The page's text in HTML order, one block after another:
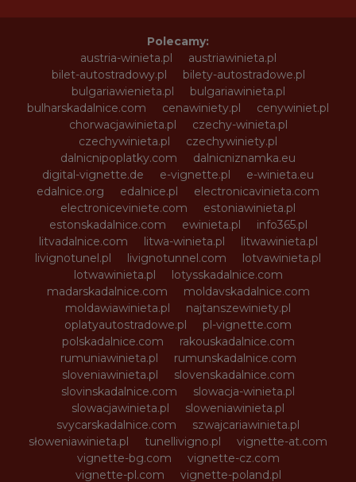
Polecamy:
austria-winieta.pl
austriawinieta.pl
bilet-autostradowy.pl
bilety-autostradowe.pl
bulgariawienieta.pl
bulgariawinieta.pl
bulharskadalnice.com
cenawiniety.pl
cenywiniet.pl
chorwacjawinieta.pl
czechy-winieta.pl
czechywinieta.pl
czechywiniety.pl
dalnicnipoplatky.com
dalnicniznamka.eu
digital-vignette.de
e-vignette.pl
e-winieta.eu
edalnice.org
edalnice.pl
electronicavinieta.com
electroniceviniete.com
estoniawinieta.pl
estonskadalnice.com
ewinieta.pl
info365.pl
litvadalnice.com
litwa-winieta.pl
litwawinieta.pl
livignotunel.pl
livignotunnel.com
lotvawinieta.pl
lotwawinieta.pl
lotysskadalnice.com
madarskadalnice.com
moldavskadalnice.com
moldawiawinieta.pl
najtanszewiniety.pl
oplatyautostradowe.pl
pl-vignette.com
polskadalnice.com
rakouskadalnice.com
rumuniawinieta.pl
rumunskadalnice.com
sloveniawinieta.pl
slovenskadalnice.com
slovinskadalnice.com
slowacja-winieta.pl
slowacjawinieta.pl
sloweniawinieta.pl
svycarskadalnice.com
szwajcariawinieta.pl
słoweniawinieta.pl
tunellivigno.pl
vignette-at.com
vignette-bg.com
vignette-cz.com
vignette-pl.com
vignette-poland.pl